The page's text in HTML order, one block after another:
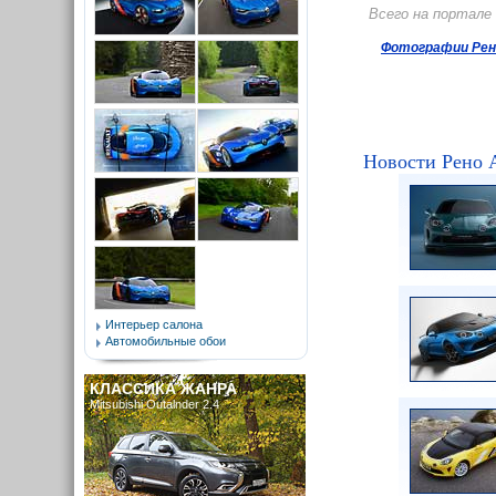
Всего на портале
Фотографии
Новости Рено
Интерьер салона
Автомобильные обои
КЛАССИКА ЖАНРА
Mitsubishi Outalnder 2.4